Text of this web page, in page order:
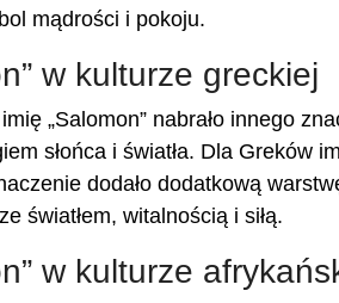
mądrości i pokoju.
w kulturze greckiej
„Salomon” nabrało innego
słońca i światła. Dla Greków
dodało dodatkową
światłem, witalnością i siłą.
w kulturze